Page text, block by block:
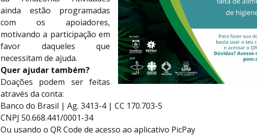
ainda estão programadas
com os apoiadores,
motivando a participação em
favor daqueles que
necessitam de ajuda.
Quer ajudar também?
Doações podem ser feitas
através da conta:
Banco do Brasil | Ag. 3413-4 | CC 170.703-5
CNPJ 50.668.441/0001-34
Ou usando o QR Code de acesso ao aplicativo PicPay